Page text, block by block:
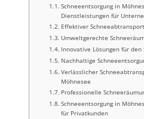
Schneeentsorgung in
Dienstleistungen für
Effektiver
Umweltgerechte
Innovative Lösungen für
Nachhaltige
Verlässlicher
Möhnesee
Professionelle
Schneeentsorgung in
für Privatkunden